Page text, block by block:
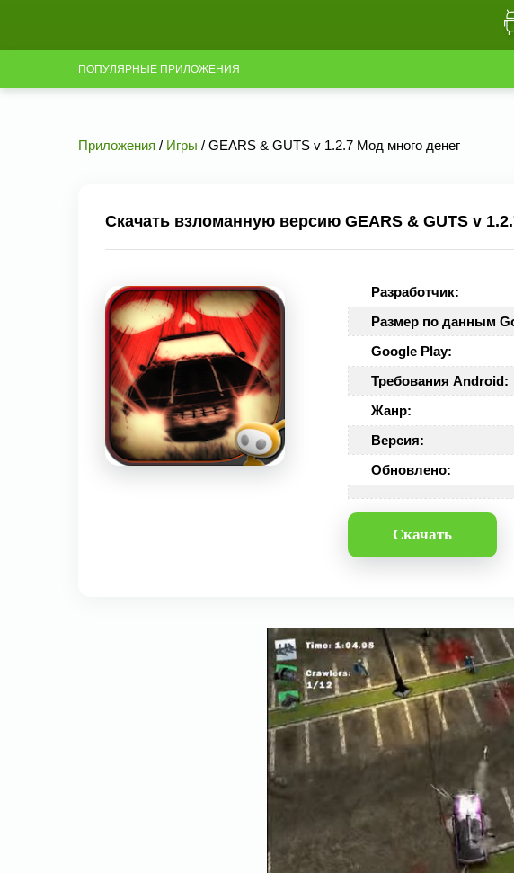
ПОПУЛЯРНЫЕ ПРИЛОЖЕНИЯ
Приложения / Игры / GEARS & GUTS v 1.2.7 Мод много денег
Скачать взломанную версию GEARS & GUTS v
Разработчик:
Размер по данным
Google Play:
Требования Android:
Жанр:
Версия:
Обновлено:
Скачать